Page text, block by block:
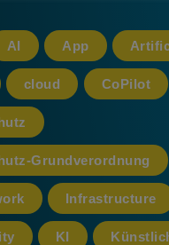
AI App
cloud CoPilot
Grundverordnung
Infrastructure
KI